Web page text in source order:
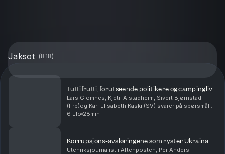
Jaksot (818)
Tuttifrutti, forutseende politikere og campingliv
Lars Glomnes, Kjetil Alstadheim, Sivert Bjørnstad
(Frp)og Kari Elisabeth Kaski (SV) svarer på spørsmål
fra lytterne. Hvilken norske politiker har vært den mest
6 Elo 28min
Korrupsjons-avsløringene som ryster Ukraina
Utenriksjournalist i Aftenposten, Per Anders